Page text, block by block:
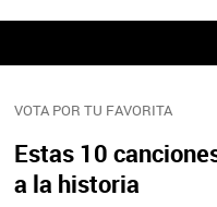
VOTA POR TU FAVORITA
Estas 10
a la historia